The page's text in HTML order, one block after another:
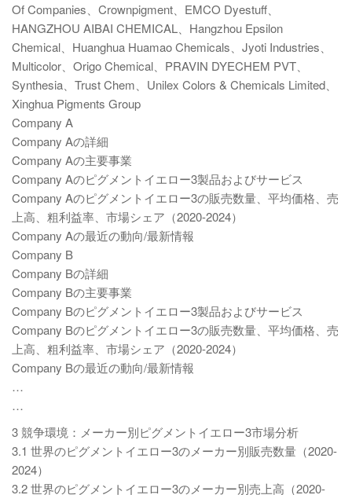
Of Companies、Crownpigment、EMCO Dyestuff、
HANGZHOU AIBAI CHEMICAL、Hangzhou Epsilon
Chemical、Huanghua Huamao Chemicals、Jyoti Industries、
Multicolor、Origo Chemical、PRAVIN DYECHEM PVT、
Synthesia、Trust Chem、Unilex Colors & Chemicals Limited、
Xinghua Pigments Group
Company A
Company Aの詳細
Company Aの主要事業
Company Aのピグメントイエロー3製品およびサービス
Company Aのピグメントイエロー3の販売数量、平均価格、売
上高、粗利益率、市場シェア（2020-2024）
Company Aの最近の動向/最新情報
Company B
Company Bの詳細
Company Bの主要事業
Company Bのピグメントイエロー3製品およびサービス
Company Bのピグメントイエロー3の販売数量、平均価格、売
上高、粗利益率、市場シェア（2020-2024）
Company Bの最近の動向/最新情報
…
…
3 競争環境：メーカー別ピグメントイエロー3市場分析
3.1 世界のピグメントイエロー3のメーカー別販売数量（2020-
2024）
3.2 世界のピグメントイエロー3のメーカー別売上高（2020-